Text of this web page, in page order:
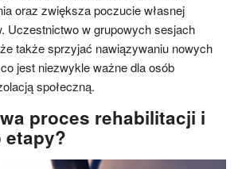
oraz zwiększa poczucie własnej
Uczestnictwo w grupowych sesjach
także sprzyjać nawiązywaniu nowych
jest niezwykle ważne dla osób
społeczną.
proces rehabilitacji i
etapy?